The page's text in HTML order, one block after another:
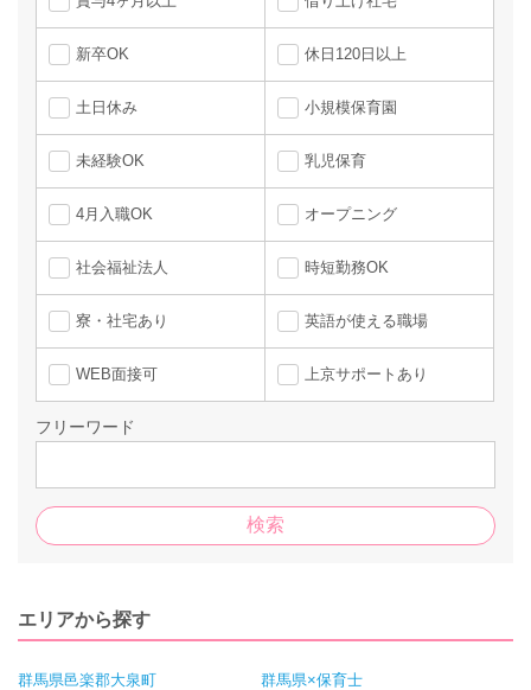
新卒OK 休日120日以上
土日休み 小規模保育園
未経験OK 乳児保育
4月入職OK オープニング
社会福祉法人 時短勤務OK
寮・社宅あり 英語が使える職場
WEB面接可 上京サポートあり
フリーワード
エリアから探す
群馬県邑楽郡大泉町 群馬県×保育士